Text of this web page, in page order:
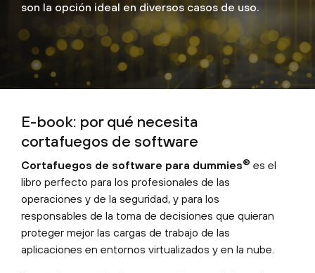
son la opción ideal en diversos casos de uso.
E-book: por qué necesita
cortafuegos de software
Cortafuegos de software para dummies® es el
libro perfecto para los profesionales de las
operaciones y de la seguridad, y para los
responsables de la toma de decisiones que quieran
proteger mejor las cargas de trabajo de las
aplicaciones en entornos virtualizados y en la nube.